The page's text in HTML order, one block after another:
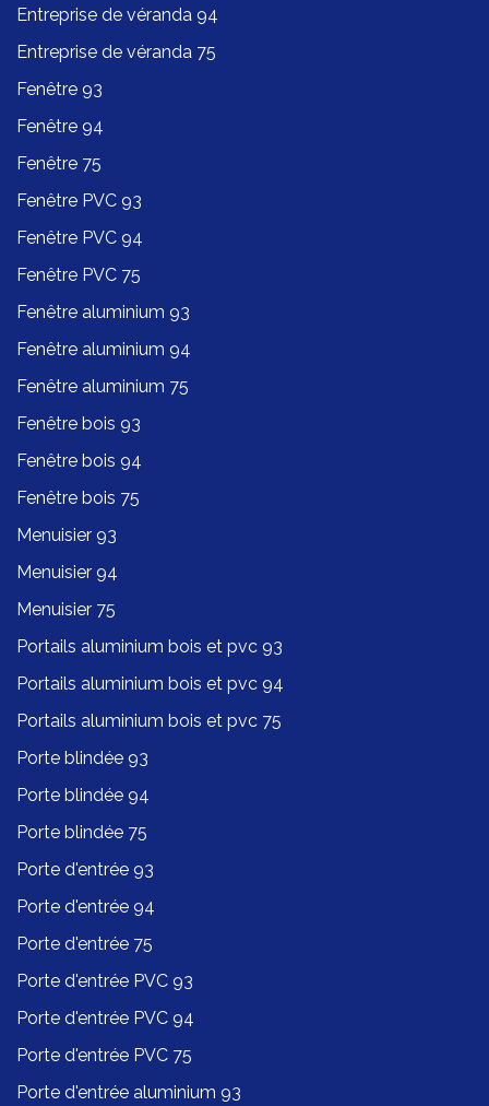
Entreprise de véranda 94
Entreprise de véranda 75
Fenêtre 93
Fenêtre 94
Fenêtre 75
Fenêtre PVC 93
Fenêtre PVC 94
Fenêtre PVC 75
Fenêtre aluminium 93
Fenêtre aluminium 94
Fenêtre aluminium 75
Fenêtre bois 93
Fenêtre bois 94
Fenêtre bois 75
Menuisier 93
Menuisier 94
Menuisier 75
Portails aluminium bois et pvc 93
Portails aluminium bois et pvc 94
Portails aluminium bois et pvc 75
Porte blindée 93
Porte blindée 94
Porte blindée 75
Porte d'entrée 93
Porte d'entrée 94
Porte d'entrée 75
Porte d'entrée PVC 93
Porte d'entrée PVC 94
Porte d'entrée PVC 75
Porte d'entrée aluminium 93